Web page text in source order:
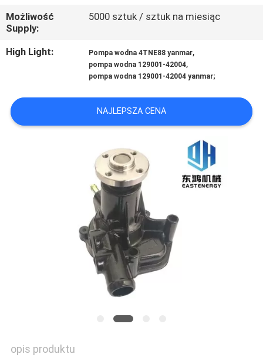
Możliwość
Supply:
5000 sztuk / sztuk na miesiąc
High Light: Pompa wodna 4TNE88 yanmar,
pompa wodna 129001-42004,
pompa wodna 129001-42004 yanmar;
NAJLEPSZA CENA
opis produktu